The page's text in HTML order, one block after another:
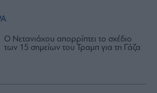
Ο Νετανιάχου απορρίπτει το σχέδιο
των 15 σημείων του Τραμπ για τη Γάζα